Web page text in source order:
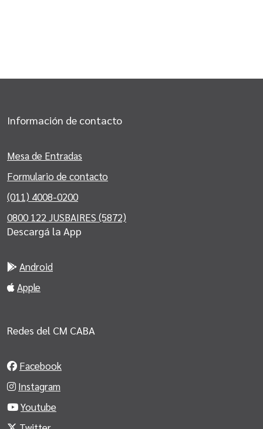
Información de contacto
Mesa de Entradas
Formulario de contacto
(011) 4008-0200
0800 122 JUSBAIRES (5872)
Descargá la App
Android
Apple
Redes del CM CABA
Facebook
Instagram
Youtube